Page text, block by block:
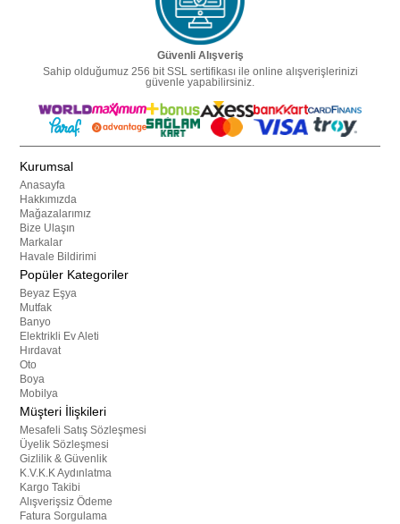
Güvenli Alışveriş
Sahip olduğumuz 256 bit SSL sertifikası ile online alışverişlerinizi
güvenle yapabilirsiniz.
Kurumsal
Anasayfa
Hakkımızda
Mağazalarımız
Bize Ulaşın
Markalar
Havale Bildirimi
Popüler Kategoriler
Beyaz Eşya
Mutfak
Banyo
Elektrikli Ev Aleti
Hırdavat
Oto
Boya
Mobilya
Müşteri İlişkileri
Mesafeli Satış Sözleşmesi
Üyelik Sözleşmesi
Gizlilik & Güvenlik
K.V.K.K Aydınlatma
Kargo Takibi
Alışverişsiz Ödeme
Fatura Sorgulama